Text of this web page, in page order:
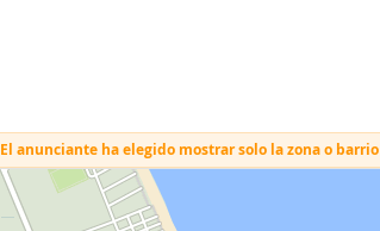
El anunciante ha elegido mostrar solo la zona o barrio